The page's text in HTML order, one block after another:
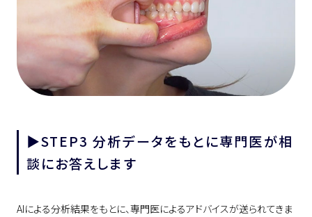
▶︎STEP3 分析データをもとに専門医が相
談にお答えします
AIによる分析結果をもとに、専門医によるアドバイスが送られてきま